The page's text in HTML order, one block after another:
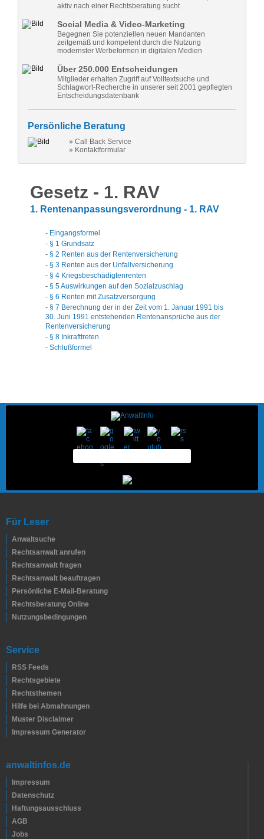
aktiv nach einer Rechtsberatung sucht
Social Media & Video-Marketing
Begegnen Sie potenziellen neuen Mandanten
zeitgemäß und kompetent durch die Nutzung
modernster Werbeformen in digitalen Medien
Über 250.000 Entscheidungen
Mitglieder erhalten Zugriff auf Volltextsuche und
Schlagwort-Recherche in unserer seit 2001 gepflegten
Entscheidungsdatenbank
Persönliche Beratung
» Call Back Service
» Kontaktformular
Gesetz - 1. RAV
1. Rentenanpassungsverordnung - 1. RAV
- Eingangsformel
- § 1 Grundsatz
- § 2 Renten aus der Rentenversicherung
- § 3 Renten aus der Unfallversicherung
- § 4 Kriegsbeschädigtenrenten
- § 5 Auswirkungen auf den Sozialzuschlag
- § 6 Renten mit Zusatzversorgung
- § 7 Berechnung der in der Zeit vom 1. Januar 1991 bis
30. Juni 1991 entstehenden Rentenansprüche aus der
Rentenversicherung
- § 8 Inkrafttreten
- Schlußformel
Für Leser
Anwaltsuche
Rechtsanwalt anrufen
Rechtsanwalt fragen
Rechtsanwalt beauftragen
Persönliche E-Mail-Beratung
Rechtsberatung Online
Nutzungsbedingungen
Service
RSS Feeds
Rechtsgebiete
Rechtsthemen
Hilfe bei Abmahnungen
Muster Disclaimer
Impressum Generator
anwaltinfos.de
Impressum
Datenschutz
Haftungsausschluss
AGB
Jobs